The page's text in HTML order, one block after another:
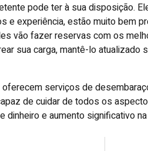
pode ter à sua disposição.
experiência, estão muito bem
vão fazer reservas com os
sua carga, mantê-lo atualizado
serviços de
de cuidar de todos os
dinheiro e aumento significativo